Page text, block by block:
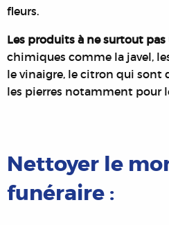
fleurs.
Les produits à ne surtout pas
chimiques comme la javel,
le vinaigre, le citron qui sont
les pierres notamment pour
Nettoyer le
funéraire :